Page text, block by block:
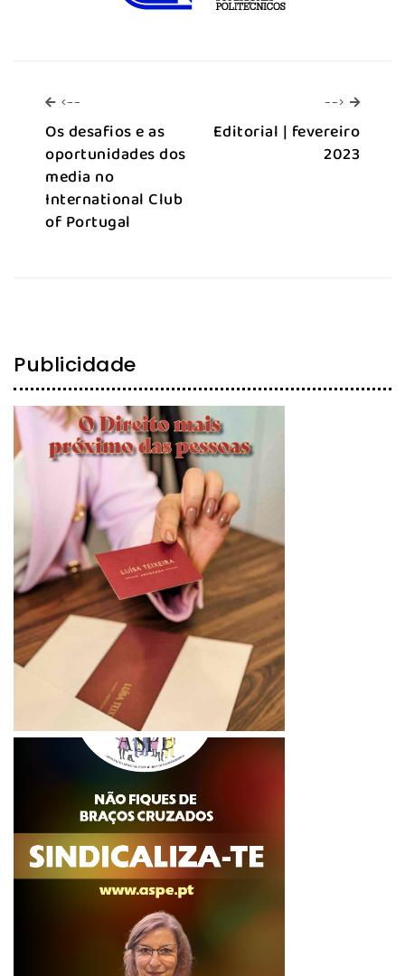
<--
Os desafios e as
oportunidades dos
media no
International Club
of Portugal
--> -->
Editorial | fevereiro
2023
Publicidade